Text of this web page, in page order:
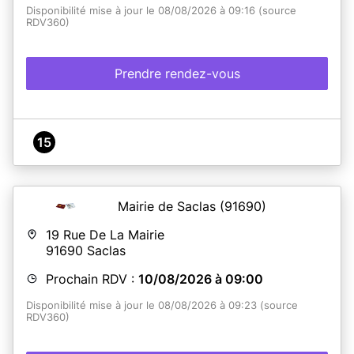
En savoir plus
Disponibilité mise à jour le 08/08/2026 à 09:16 (source
RDV360)
Prendre rendez-vous
15
Mairie de Saclas (91690)
19 Rue De La Mairie
91690 Saclas
Prochain RDV : 10/08/2026 à 09:00
Disponibilité mise à jour le 08/08/2026 à 09:23 (source
RDV360)